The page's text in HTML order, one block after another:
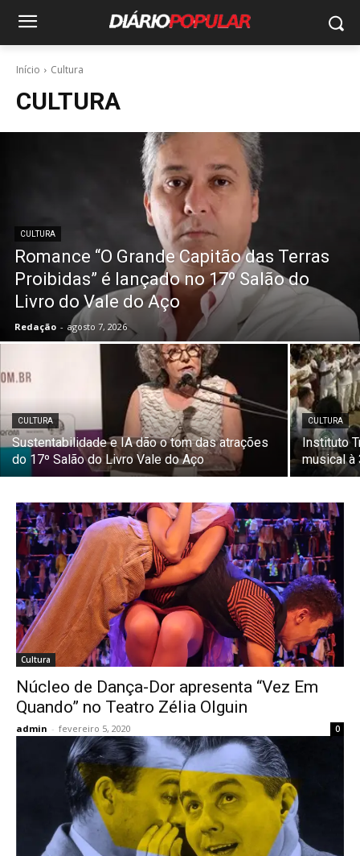
Início Cultura
CULTURA
CULTURA
Romance “O Grande Capitão das Terras
Proibidas” é lançado no 17º Salão do
Livro do Vale do Aço
Redação - agosto 7, 2026
CULTURA
Sustentabilidade e IA dão o tom das atrações
do 17º Salão do Livro Vale do Aço
CULTURA
Instituto
musical à
Cultura
Núcleo de Dança-Dor apresenta “Vez Em
Quando” no Teatro Zélia Olguin
admin - fevereiro 5, 2020 0